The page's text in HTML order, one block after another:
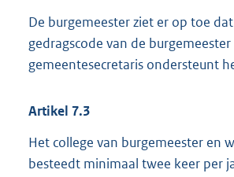
De burgemeester ziet er op toe
gedragscode van de
gemeentesecretaris ondersteunt
Artikel 7.3
Het college van burgemeester en
besteedt minimaal twee keer per